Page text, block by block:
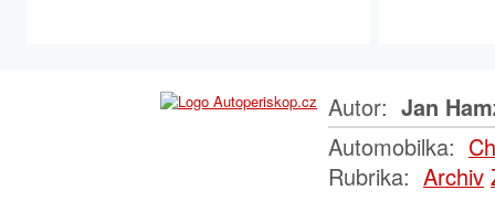
Autor: Jan
Automobilka:
Rubrika: Archiv